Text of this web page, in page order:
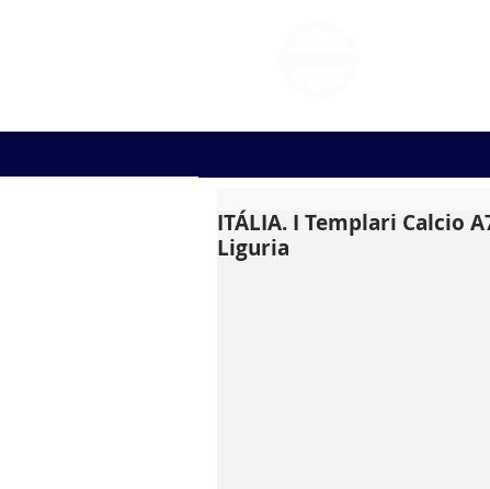
ITÁLIA. I Templari Calcio
Liguria